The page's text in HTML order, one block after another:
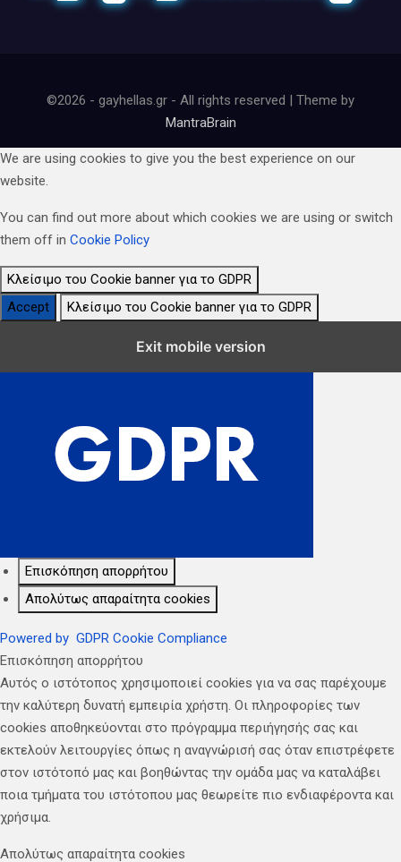
©2026 - gayhellas.gr - All rights reserved | Theme by
MantraBrain
We are using cookies to give you the best experience on our
website.
You can find out more about which cookies we are using or switch
them off in Cookie Policy
Κλείσιμο του Cookie banner για το GDPR
Accept
Κλείσιμο του Cookie banner για το GDPR
Exit mobile version
Επισκόπηση απορρήτου
Απολύτως απαραίτητα cookies
Powered by GDPR Cookie Compliance
Επισκόπηση απορρήτου
Αυτός ο ιστότοπος χρησιμοποιεί cookies για να σας παρέχουμε
την καλύτερη δυνατή εμπειρία χρήστη. Οι πληροφορίες των
cookies αποθηκεύονται στο πρόγραμμα περιήγησής σας και
εκτελούν λειτουργίες όπως η αναγνώρισή σας όταν επιστρέφετε
στον ιστότοπό μας και βοηθώντας την ομάδα μας να καταλάβει
ποια τμήματα του ιστότοπου μας θεωρείτε πιο ενδιαφέροντα και
χρήσιμα.
Απολύτως απαραίτητα cookies